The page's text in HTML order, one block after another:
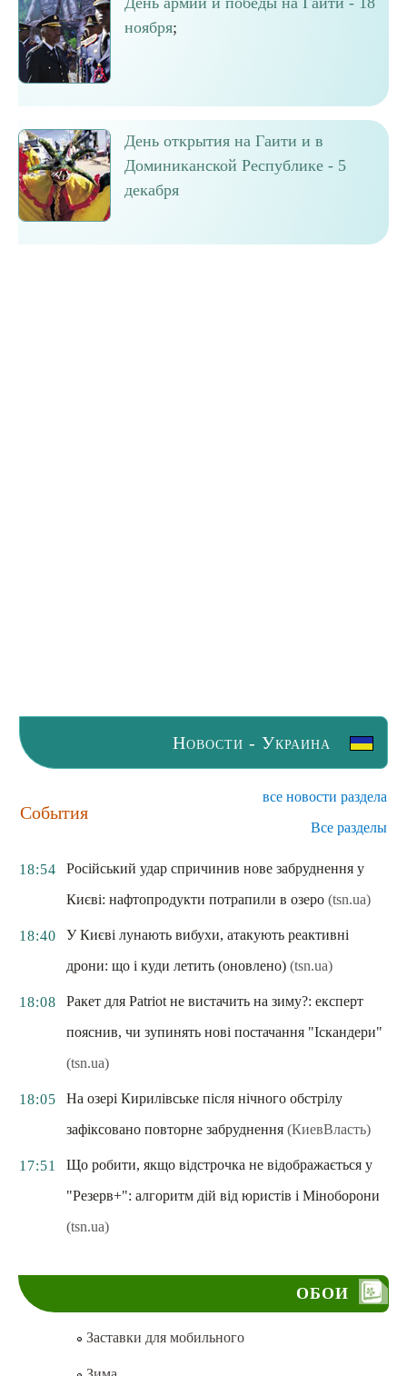
ноября;
День открытия на Гаити и в
Доминиканской Республике - 5
декабря
Новости - Украина
События
все новости раздела
Все разделы
18:54
Російський удар спричинив нове забруднення у
Києві: нафтопродукти потрапили в озеро (tsn.ua)
18:40
У Києві лунають вибухи, атакують реактивні
дрони: що і куди летить (оновлено) (tsn.ua)
18:08
Ракет для Patriot не вистачить на зиму?: експерт
пояснив, чи зупинять нові постачання "Іскандери"
(tsn.ua)
18:05
На озері Кирилівське після нічного обстрілу
зафіксовано повторне забруднення (КиевВласть)
17:51
Що робити, якщо відстрочка не відображається у
"Резерв+": алгоритм дій від юристів і Міноборони
(tsn.ua)
ОБОИ
Заставки для мобильного